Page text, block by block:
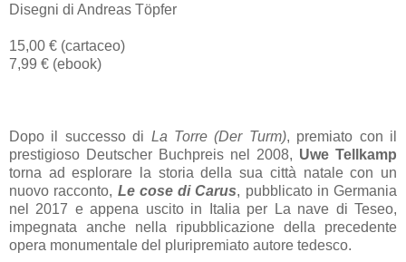
Disegni di Andreas Töpfer
15,00 € (cartaceo)
7,99 € (ebook)
Dopo il successo di La Torre (Der Turm), premiato con il
prestigioso Deutscher Buchpreis nel 2008, Uwe Tellkamp
torna ad esplorare la storia della sua città natale con un
nuovo racconto, Le cose di Carus, pubblicato in Germania
nel 2017 e appena uscito in Italia per La nave di Teseo,
impegnata anche nella ripubblicazione della precedente
opera monumentale del pluripremiato autore tedesco.